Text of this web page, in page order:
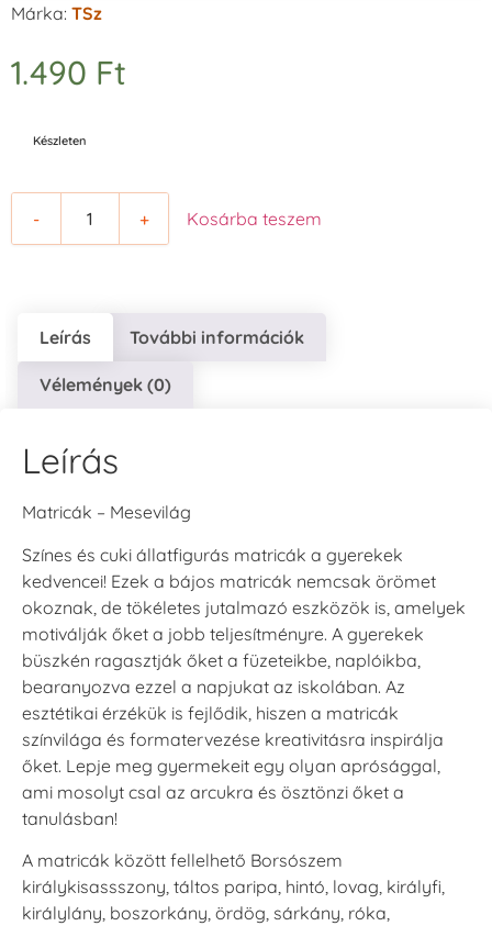
Márka: TSz
1.490 Ft
Készleten
- + Kosárba teszem
Leírás További információk
Vélemények (0)
Leírás
Matricák – Mesevilág
Színes és cuki állatfigurás matricák a gyerekek
kedvencei! Ezek a bájos matricák nemcsak örömet
okoznak, de tökéletes jutalmazó eszközök is, amelyek
motiválják őket a jobb teljesítményre. A gyerekek
büszkén ragasztják őket a füzeteikbe, naplóikba,
bearanyozva ezzel a napjukat az iskolában. Az
esztétikai érzékük is fejlődik, hiszen a matricák
színvilága és formatervezése kreativitásra inspirálja
őket. Lepje meg gyermekeit egy olyan aprósággal,
ami mosolyt csal az arcukra és ösztönzi őket a
tanulásban!
A matricák között fellelhető Borsószem
királykisassszony, táltos paripa, hintó, lovag, királyfi,
királylány, boszorkány, ördög, sárkány, róka,